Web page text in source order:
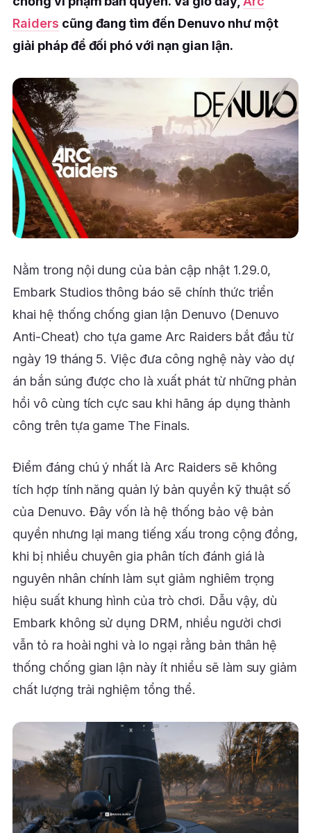
Raiders cũng đang tìm đến Denuvo như một
giải pháp để đối phó với nạn gian lận.
Nằm trong nội dung của bản cập nhật 1.29.0,
Embark Studios thông báo sẽ chính thức triển
khai hệ thống chống gian lận Denuvo (Denuvo
Anti-Cheat) cho tựa game Arc Raiders bắt đầu từ
ngày 19 tháng 5. Việc đưa công nghệ này vào dự
án bắn súng được cho là xuất phát từ những phản
hồi vô cùng tích cực sau khi hãng áp dụng thành
công trên tựa game The Finals.
Điểm đáng chú ý nhất là Arc Raiders sẽ không
tích hợp tính năng quản lý bản quyền kỹ thuật số
của Denuvo. Đây vốn là hệ thống bảo vệ bản
quyền nhưng lại mang tiếng xấu trong cộng đồng,
khi bị nhiều chuyên gia phân tích đánh giá là
nguyên nhân chính làm sụt giảm nghiêm trọng
hiệu suất khung hình của trò chơi. Dẫu vậy, dù
Embark không sử dụng DRM, nhiều người chơi
vẫn tỏ ra hoài nghi và lo ngại rằng bản thân hệ
thống chống gian lận này ít nhiều sẽ làm suy giảm
chất lượng trải nghiệm tổng thể.